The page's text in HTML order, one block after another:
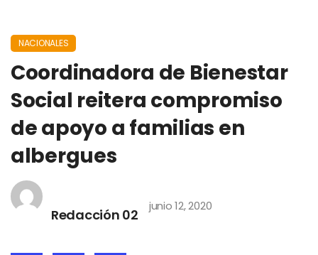
NACIONALES
Coordinadora de Bienestar
Social reitera compromiso
de apoyo a familias en
albergues
Redacción 02
junio 12, 2020